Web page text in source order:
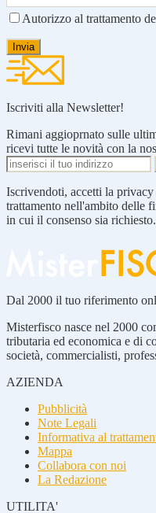
Autorizzo al trattamento
Iscriviti alla Newsletter!
Rimani aggioprnato sulle
ricevi tutte le novità con la
Iscrivendoti, accetti la
trattamento nell'ambito delle
in cui il consenso sia richiesto.
Dal 2000 il tuo riferimento
Misterfisco nasce nel 2000
tributaria ed economica e di
società, commercialisti,
AZIENDA
Pubblicità
Note Legali
Informativa al
Mappa
Collabora con noi
La Redazione
UTILITA'